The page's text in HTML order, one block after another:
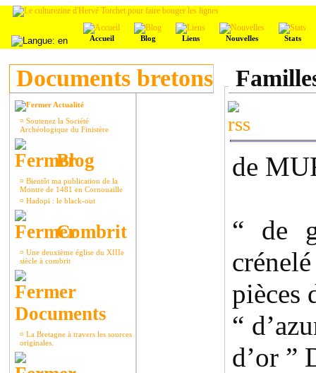
Accueil Blog Liens Nouvelles Stats
Documents bretons
Actualité
¤ Soutenez la Société
Archéologique du Finistère
Blog
¤ Bientôt ma publication de la
Montre de 1481 en Cornouaille
¤ Hadopi : le black-out
Combrit
¤ Une deuxième église du XIIIe
siècle à combrit
Documents
¤ La Bretagne à travers les sources
originales.
de
“ de
pièces
“
d’or ”